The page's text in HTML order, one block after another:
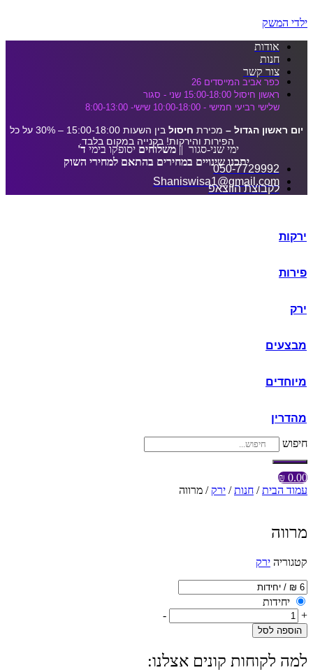
ילדי המשק
אודות
חנות
צור קשר
כפר אביב המייסדים 26
ראשון חיסול 15:00-18:00 שני - סגור
שלישי רביעי חמישי - 10:00-18:00 שישי- 8:00-13:00
יום ראשון הגדול – מכירת חיסול
בין השעות 15:00-18:00 – 30% על כל
הפירות והירקות! בקנייה במקום בלבד.
ימי שני-סגור ||משלוחים יסופקו בימי ד'
יתכנו שינויים במחירים בהתאם למחירי השוק
050-7729992
Shaniswisa1@gmail.com
לקבוצת הווצאפ
ירקות
פירות
ירק
מבצעים
מיוחדים
מהדרין
חיפוש
0.00
₪
עמוד הבית/ חנות/ ירק / מרווה
מרווה
קטגוריה ירק
יחידות
+
-
הוספה לסל
למה לקוחות קונים אצלנו: